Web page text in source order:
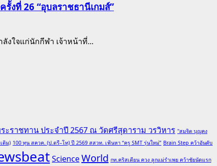
งที่ 26 “อุบลราชธานีเกมส์”
ใจแก่นักกีฬา เจ้าหน้าที่...
ราชทาน ประจำปี 2567 ณ วัดศรีสุดาราม วรวิหาร "สมจิต บุญคง
ติม) 100 ทุน สควค. (ป.ตรี–โท) ปี 2569 สสวท. เฟ้นหา “ครู SMT รุ่นใหม่” Brain Step คว้าอันดับ
ScienceWorld กท.คริสเตียน ควง ลูกแม่รำเพย คว้าชัยนัดแรก